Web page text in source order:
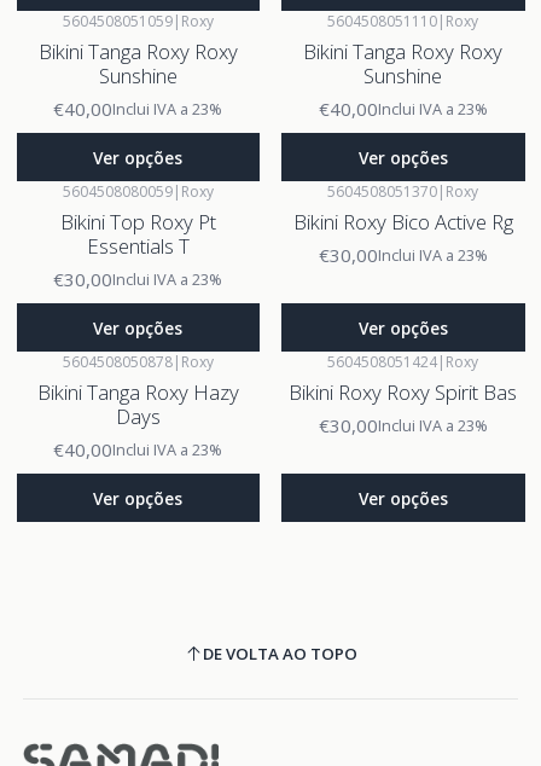
5604508051059| Roxy
Bikini Tanga Roxy Roxy
Sunshine
€40,00Inclui IVA a 23%
Ver opções
5604508051110| Roxy
Bikini Tanga Roxy Roxy
Sunshine
€40,00Inclui IVA a 23%
Ver opções
5604508080059| Roxy
Bikini Top Roxy Pt
Essentials T
€30,00Inclui IVA a 23%
Ver opções
5604508051370| Roxy
Bikini Roxy Bico Active Rg
€30,00Inclui IVA a 23%
Ver opções
5604508050878| Roxy
Bikini Tanga Roxy Hazy
Days
€40,00Inclui IVA a 23%
Ver opções
5604508051424| Roxy
Bikini Roxy Roxy Spirit Bas
€30,00Inclui IVA a 23%
Ver opções
DE VOLTA AO TOPO